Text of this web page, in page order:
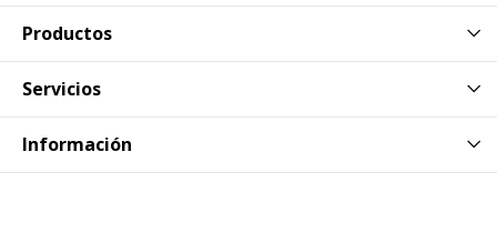
Productos
Servicios
Información